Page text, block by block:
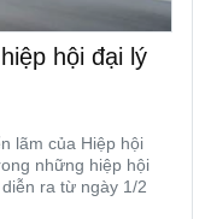
hội đại lý
lãm của Hiệp hội
những hiệp hội
ra từ ngày 1/2